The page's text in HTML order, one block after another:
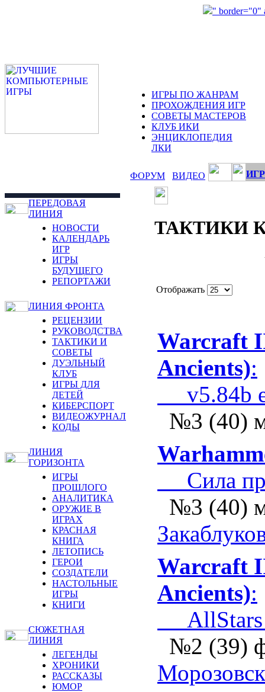
" border="0"
ИГРЫ ПО ЖАНРАМ
ПРОХОЖДЕНИЯ ИГР
СОВЕТЫ МАСТЕРОВ
КЛУБ ИКИ
ЭНЦИКЛОПЕДИЯ
ЛКИ
ФОРУМ ВИДЕО
ПЕРЕДОВАЯ
ЛИНИЯ
НОВОСТИ
КАЛЕНДАРЬ
ИГР
ИГРЫ
БУДУЩЕГО
РЕПОРТАЖИ
ЛИНИЯ ФРОНТА
РЕЦЕНЗИИ
РУКОВОДСТВА
ТАКТИКИ И
СОВЕТЫ
ДУЭЛЬНЫЙ
КЛУБ
ИГРЫ ДЛЯ
ДЕТЕЙ
КИБЕРСПОРТ
ВИДЕОЖУРНАЛ
КОДЫ
ЛИНИЯ
ГОРИЗОНТА
ИГРЫ
ПРОШЛОГО
АНАЛИТИКА
ОРУЖИЕ В
ИГРАХ
КРАСНАЯ
КНИГА
ЛЕТОПИСЬ
ГЕРОИ
СОЗДАТЕЛИ
НАСТОЛЬНЫЕ
ИГРЫ
КНИГИ
СЮЖЕТНАЯ
ЛИНИЯ
ЛЕГЕНДЫ
ХРОНИКИ
РАССКАЗЫ
ЮМОР
ТАКТИКИ
Отображать
Warcraft
Ancients):
v5.84b
№3 (40)
Сила
№3 (40)
Warcraft
Ancients):
AllStars
№2 (39)